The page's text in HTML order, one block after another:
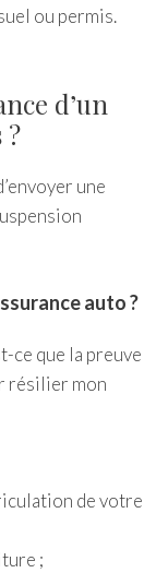
ou permis.
d’un
une
auto ?
ce que la preuve
résilier mon
de votre
;